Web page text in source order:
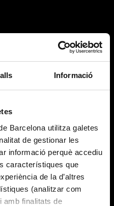
Informació
Barcelona utilitza galetes
de gestionar les
informació perquè accediu
característiques que
de la d’altres
(analitzar com
amb finalitats de